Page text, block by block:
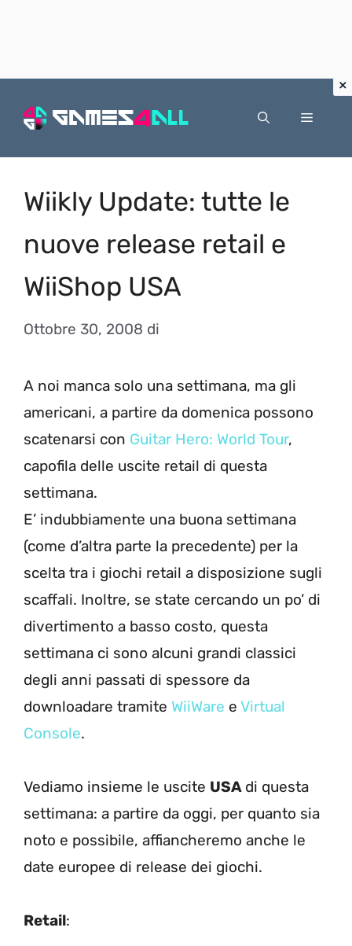
Menu
Wiikly Update: tutte le
nuove release retail e
WiiShop USA
Ottobre 30, 2008 di
A noi manca solo una settimana, ma gli
americani, a partire da domenica possono
scatenarsi con Guitar Hero: World Tour,
capofila delle uscite retail di questa
settimana.
E’ indubbiamente una buona settimana
(come d’altra parte la precedente) per la
scelta tra i giochi retail a disposizione sugli
scaffali. Inoltre, se state cercando un po’ di
divertimento a basso costo, questa
settimana ci sono alcuni grandi classici
degli anni passati di spessore da
downloadare tramite WiiWare e Virtual
Console.
Vediamo insieme le uscite USA di questa
settimana: a partire da oggi, per quanto sia
noto e possibile, affiancheremo anche le
date europee di release dei giochi.
Retail: